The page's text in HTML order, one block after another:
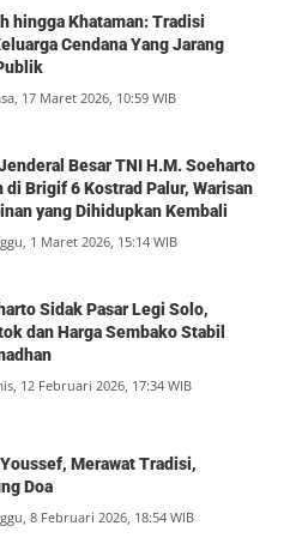
hingga Khataman: Tradisi
Cendana Yang Jarang
17 Maret 2026, 10:59 WIB
Besar TNI H.M. Soeharto
di Brigif 6 Kostrad Palur, Warisan
yang Dihidupkan Kembali
1 Maret 2026, 15:14 WIB
Sidak Pasar Legi Solo,
dan Harga Sembako Stabil
12 Februari 2026, 17:34 WIB
Merawat Tradisi,
Doa
8 Februari 2026, 18:54 WIB